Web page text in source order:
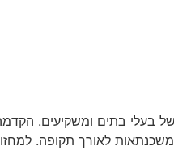
בתים ומשקיעים.
לאורך תקופה.